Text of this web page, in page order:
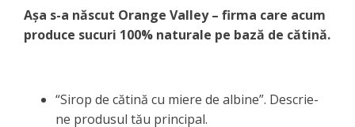
Aşa s-a născut Orange Valley – firma care acum
produce sucuri 100% naturale pe bază de cătină.
“Sirop de cătină cu miere de albine”. Descrie-
ne produsul tău principal.